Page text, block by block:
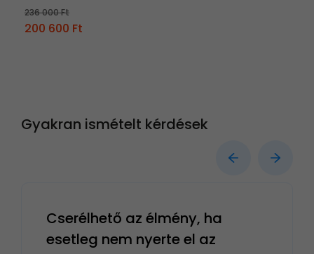
236 000 Ft
200 600 Ft
Gyakran ismételt kérdések
Cserélhető az élmény, ha
esetleg nem nyerte el az